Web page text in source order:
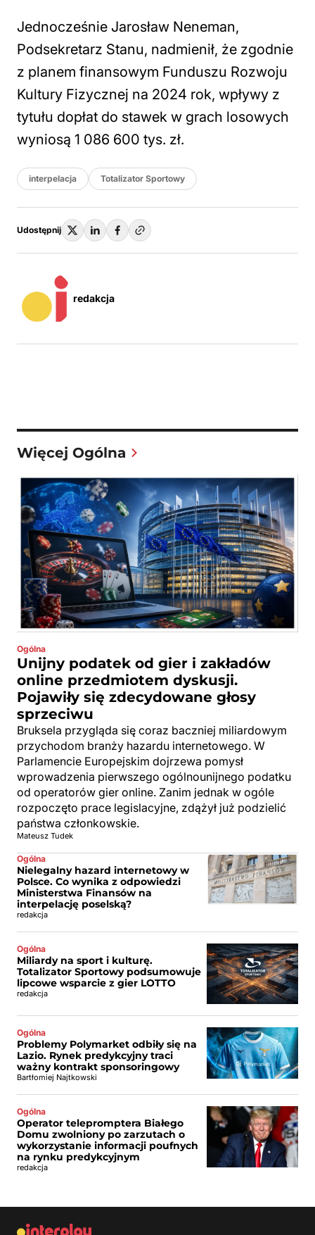
Jednocześnie Jarosław Neneman,
Podsekretarz Stanu, nadmienił, że zgodnie
z planem finansowym Funduszu Rozwoju
Kultury Fizycznej na 2024 rok, wpływy z
tytułu dopłat do stawek w grach losowych
wyniosą 1 086 600 tys. zł.
interpelacja Totalizator Sportowy
Udostępnij
redakcja
Więcej Ogólna
Ogólna
Unijny podatek od gier i zakładów
online przedmiotem dyskusji.
Pojawiły się zdecydowane głosy
sprzeciwu
Bruksela przygląda się coraz baczniej miliardowym
przychodom branży hazardu internetowego. W
Parlamencie Europejskim dojrzewa pomysł
wprowadzenia pierwszego ogólnounijnego podatku
od operatorów gier online. Zanim jednak w ogóle
rozpoczęto prace legislacyjne, zdążył już podzielić
państwa członkowskie.
Mateusz Tudek
Ogólna
Nielegalny hazard internetowy w
Polsce. Co wynika z odpowiedzi
Ministerstwa Finansów na
interpelację poselską?
redakcja
Ogólna
Miliardy na sport i kulturę.
Totalizator Sportowy podsumowuje
lipcowe wsparcie z gier LOTTO
redakcja
Ogólna
Problemy Polymarket odbiły się na
Lazio. Rynek predykcyjny traci
ważny kontrakt sponsoringowy
Bartłomiej Najtkowski
Ogólna
Operator telepromptera Białego
Domu zwolniony po zarzutach o
wykorzystanie informacji poufnych
na rynku predykcyjnym
redakcja